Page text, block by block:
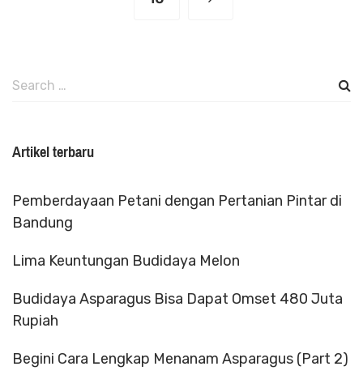
Search
Artikel terbaru
Pemberdayaan Petani dengan Pertanian Pintar di
Bandung
Lima Keuntungan Budidaya Melon
Budidaya Asparagus Bisa Dapat Omset 480 Juta
Rupiah
Begini Cara Lengkap Menanam Asparagus (Part 2)